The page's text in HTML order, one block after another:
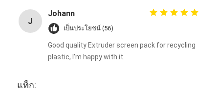
J
Johann
เป็นประโยชน์ (56)
Good quality Extruder screen pack for recycling
plastic, I'm happy with it.
แท็ก: